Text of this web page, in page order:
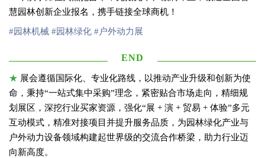
慧园林创新企业报名，携手链接全球商机！
#园林机械 #园林绿化 #户外动力展
END
★ 展会遵循国际化、专业化路线，以推动产业升级和创新为使
命，秉持“一站式集中采购”理念，紧密贴合市场走向，精细规
划展区，深挖行业买家资源，强化“展 + 演 + 贸易 + 体验”多元
互动模式，精准对接项目并提升服务品质，为园林绿化产业与
户外动力设备领域构建起世界级的交流合作桥梁，助力行业迈
向新高度。